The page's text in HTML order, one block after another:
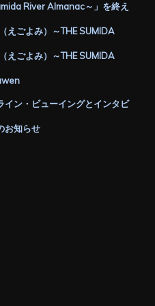
River Almanac～」を終え
えごよみ）～THE SUMIDA
えごよみ）～THE SUMIDA
ン・ビューイングとインタビ
お知らせ